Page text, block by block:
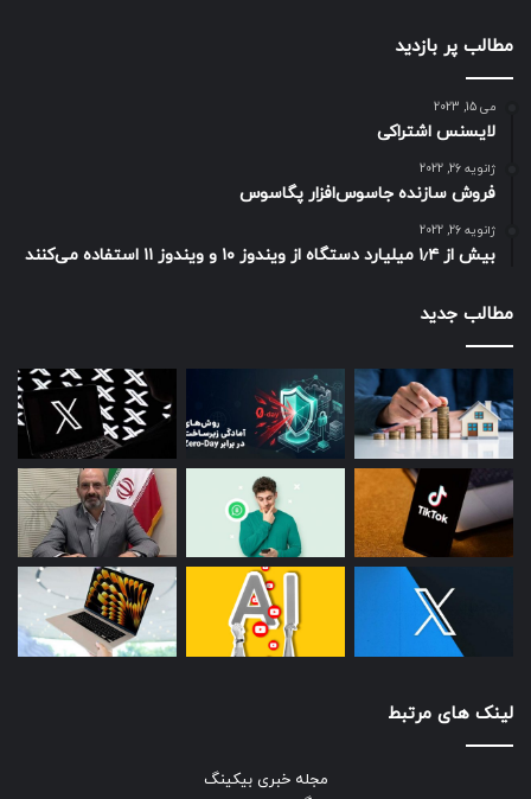
مطالب پر بازدید
می 15, 2023
لایسنس اشتراکی
ژانویه 26, 2022
فروش سازنده جاسوس‌افزار پگاسوس
ژانویه 26, 2022
بیش از ۱٫۴ میلیارد دستگاه از ویندوز ۱۰ و ویندوز ۱۱ استفاده می‌کنند
مطالب جدید
لینک های مرتبط
مجله خبری بیکینگ